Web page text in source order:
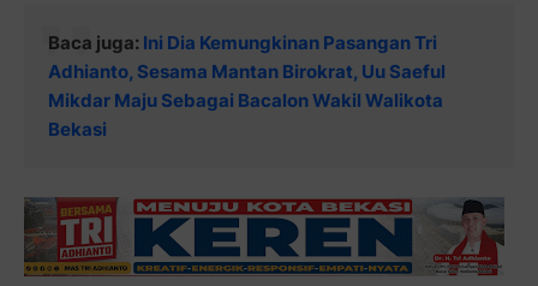
Baca juga: Ini Dia Kemungkinan Pasangan Tri
Adhianto, Sesama Mantan Birokrat, Uu Saeful
Mikdar Maju Sebagai Bacalon Wakil Walikota
Bekasi